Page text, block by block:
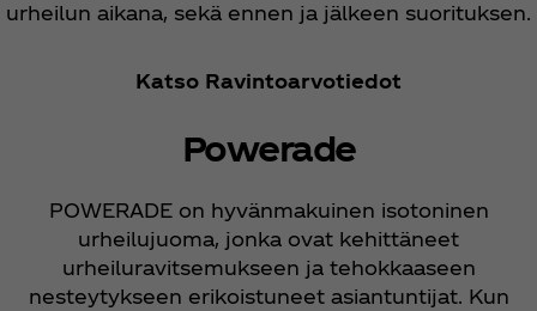
urheilun aikana, sekä ennen ja jälkeen suorituksen.
Katso Ravintoarvotiedot
Powerade
POWERADE on hyvänmakuinen isotoninen
urheilujuoma, jonka ovat kehittäneet
urheiluravitsemukseen ja tehokkaaseen
nesteytykseen erikoistuneet asiantuntijat. Kun